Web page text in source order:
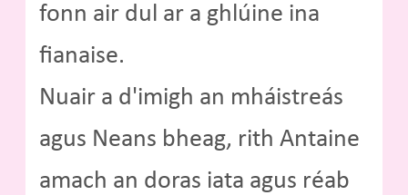
fonn air dul ar a ghlúine ina
fianaise.
Nuair a d'imigh an mháistreás
agus Neans bheag, rith Antaine
amach an doras iata agus réab